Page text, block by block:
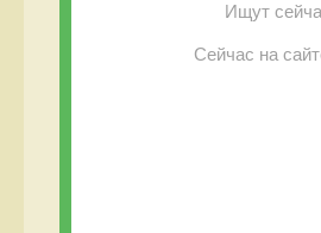
Ищут
Сейчас на